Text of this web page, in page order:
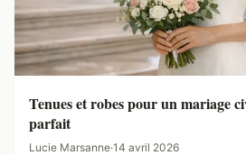
Tenues et robes pour un mariage
parfait
Lucie Marsanne·14 avril 2026